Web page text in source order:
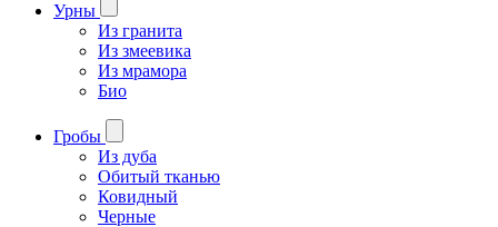
Урны
Из гранита
Из змеевика
Из мрамора
Био
Гробы
Из дуба
Обитый тканью
Ковидный
Черные